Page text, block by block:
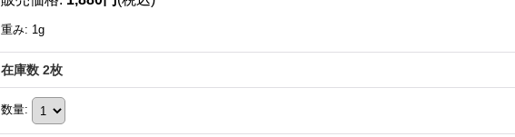
重み: 1g
在庫数 2枚
数量: